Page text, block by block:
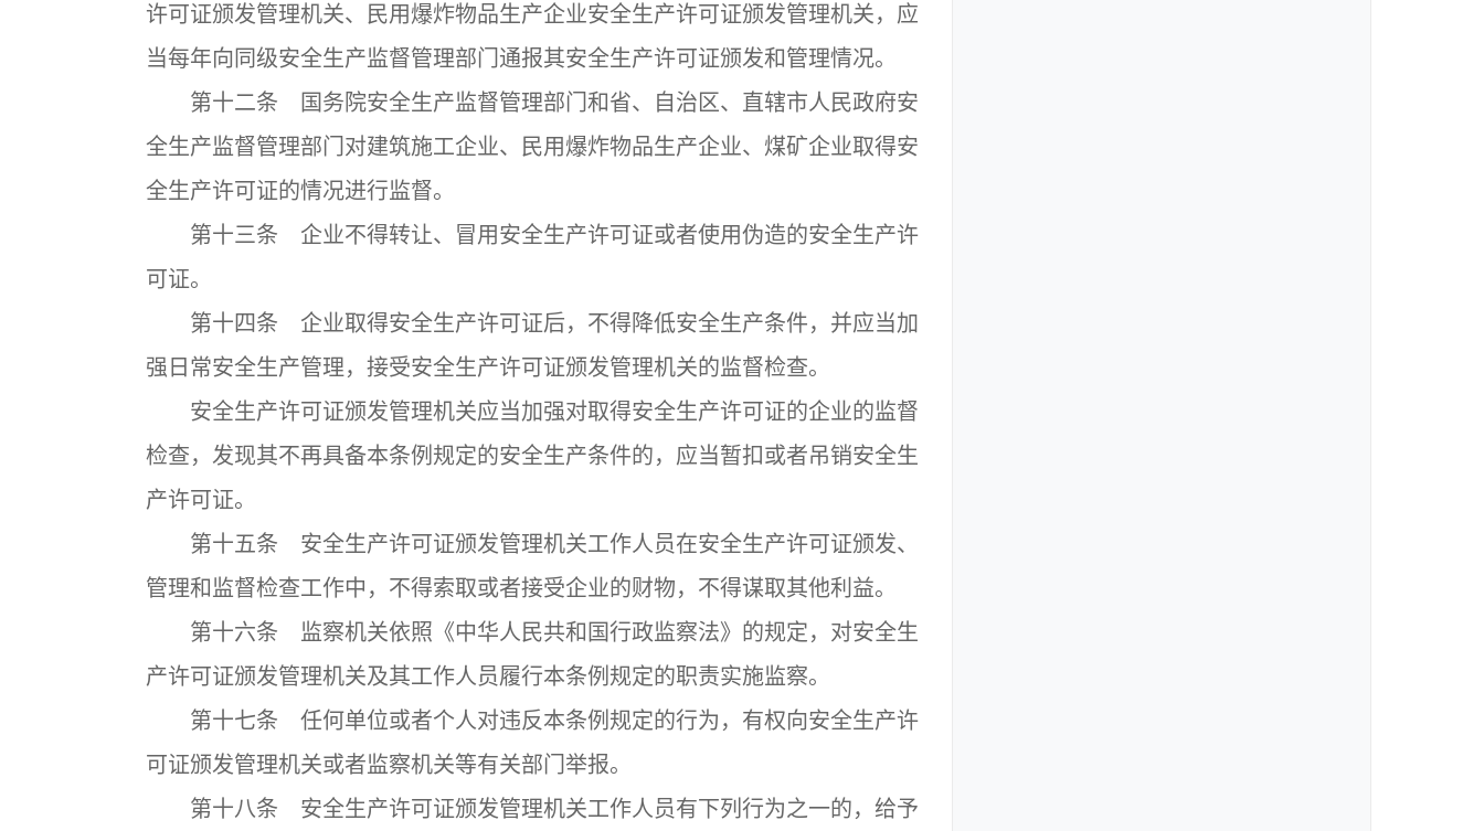
许可证颁发管理机关、民用爆炸物品生产企业安全生产许可证颁发管理机关，应
当每年向同级安全生产监督管理部门通报其安全生产许可证颁发和管理情况。
第十二条 国务院安全生产监督管理部门和省、自治区、直辖市人民政府安
全生产监督管理部门对建筑施工企业、民用爆炸物品生产企业、煤矿企业取得安
全生产许可证的情况进行监督。
第十三条 企业不得转让、冒用安全生产许可证或者使用伪造的安全生产许
可证。
第十四条 企业取得安全生产许可证后，不得降低安全生产条件，并应当加
强日常安全生产管理，接受安全生产许可证颁发管理机关的监督检查。
安全生产许可证颁发管理机关应当加强对取得安全生产许可证的企业的监督
检查，发现其不再具备本条例规定的安全生产条件的，应当暂扣或者吊销安全生
产许可证。
第十五条 安全生产许可证颁发管理机关工作人员在安全生产许可证颁发、
管理和监督检查工作中，不得索取或者接受企业的财物，不得谋取其他利益。
第十六条 监察机关依照《中华人民共和国行政监察法》的规定，对安全生
产许可证颁发管理机关及其工作人员履行本条例规定的职责实施监察。
第十七条 任何单位或者个人对违反本条例规定的行为，有权向安全生产许
可证颁发管理机关或者监察机关等有关部门举报。
第十八条 安全生产许可证颁发管理机关工作人员有下列行为之一的，给予